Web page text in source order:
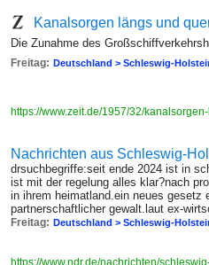
Kanalsorgen längs und
Die Zunahme des
Freitag: Deutschland > Schleswig-
https://www.zeit.de/1957/32/
Nachrichten aus Schleswig-
drsuchbegriffe:seit ende 2024 ist in
ist mit der regelung alles klar?nach
in ihrem heimatland.ein neues
partnerschaftlicher gewalt.laut ex-
Freitag: Deutschland > Schleswig-
https://www.ndr.de/nachrichten/